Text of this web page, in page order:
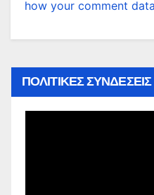
how your comment
ΠΟΛΙΤΙΚΕΣ ΣΥΝΔΕΣΕΙΣ